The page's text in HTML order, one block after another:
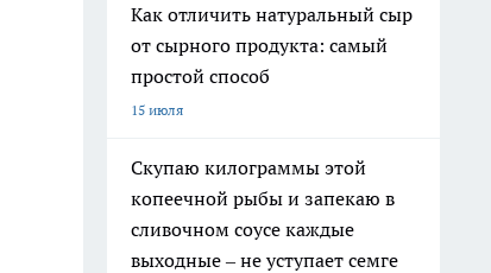
Как отличить натуральный сыр
от сырного продукта: самый
простой способ
15 июля
Скупаю килограммы этой
копеечной рыбы и запекаю в
сливочном соусе каждые
выходные – не уступает семге